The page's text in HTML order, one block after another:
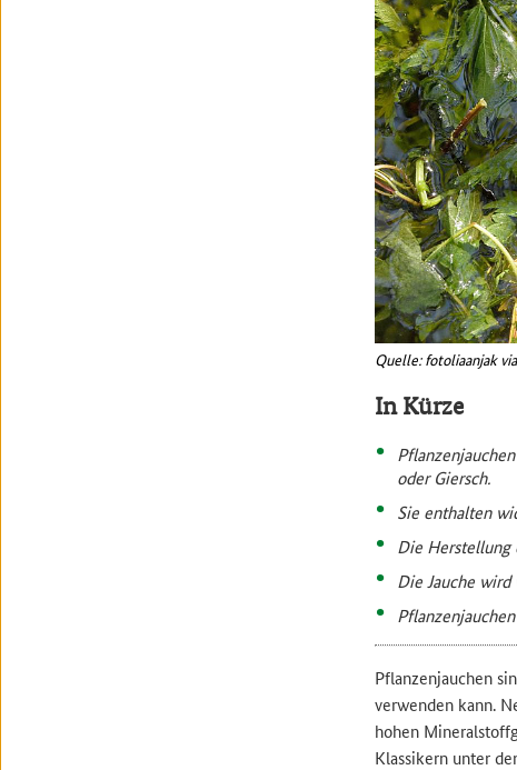
Quelle: fotoliaanjak
In Kürze
oder Giersch.
Sie enthalten
Die Herstellung
Die Jauche
Pflanzenjauchen
verwenden kann.
hohen
Klassikern unter